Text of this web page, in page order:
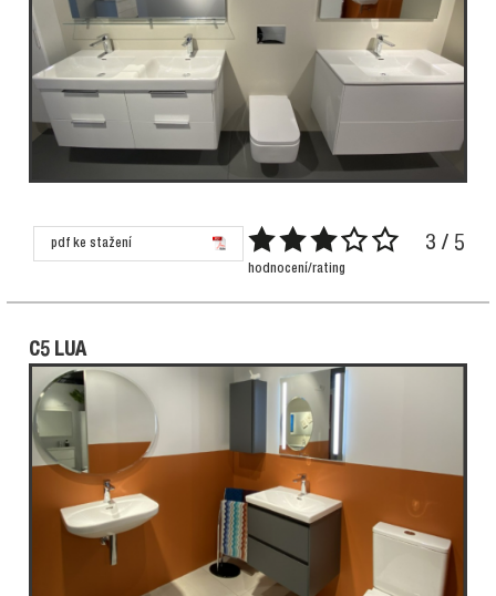
pdf ke stažení 3 / 5
hodnocení/rating
C5 LUA